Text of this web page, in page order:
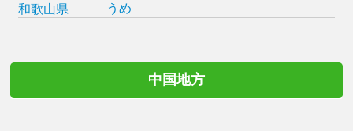
和歌山県 うめ
中国地方